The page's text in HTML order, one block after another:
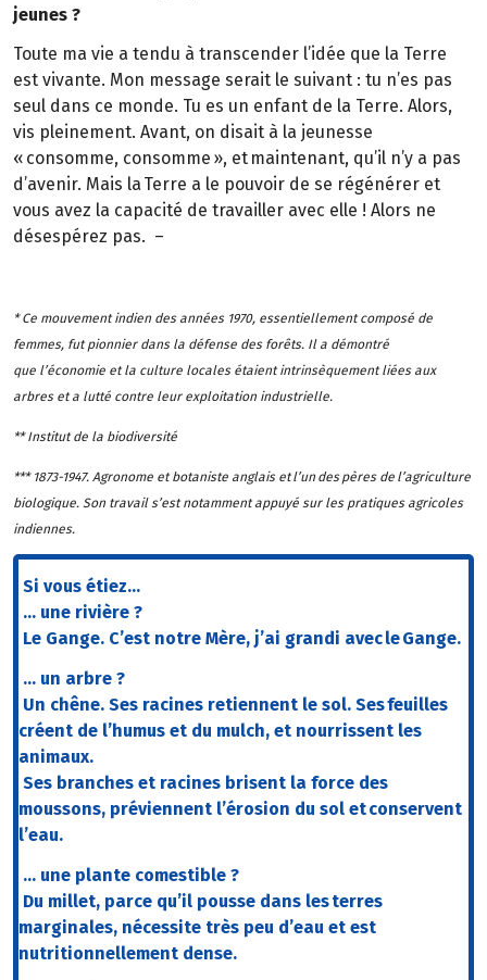
jeunes ?
Toute ma vie a tendu à transcender l’idée que la Terre
est vivante. Mon message serait le suivant : tu n’es pas
seul dans ce monde. Tu es un enfant de la Terre. Alors,
vis pleinement. Avant, on disait à la jeunesse
« consomme, consomme », et maintenant, qu’il n’y a pas
d’avenir. Mais la Terre a le pouvoir de se régénérer et
vous avez la capacité de travailler avec elle ! Alors ne
désespérez pas. –
* Ce mouvement indien des années 1970, essentiellement composé de
femmes, fut pionnier dans la défense des forêts. Il a démontré
que l’économie et la culture locales étaient intrinsèquement liées aux
arbres et a lutté contre leur exploitation industrielle.
** Institut de la biodiversité
*** 1873-1947. Agronome et botaniste anglais et l’un des pères de l’agriculture
biologique. Son travail s’est notamment appuyé sur les pratiques agricoles
indiennes.
Si vous étiez…
… une rivière ?
Le Gange. C’est notre Mère, j’ai grandi avec le Gange.
… un arbre ?
Un chêne. Ses racines retiennent le sol. Ses feuilles
créent de l’humus et du mulch, et nourrissent les
animaux.
Ses branches et racines brisent la force des
moussons, préviennent l’érosion du sol et conservent
l’eau.
… une plante comestible ?
Du millet, parce qu’il pousse dans les terres
marginales, nécessite très peu d’eau et est
nutritionnellement dense.